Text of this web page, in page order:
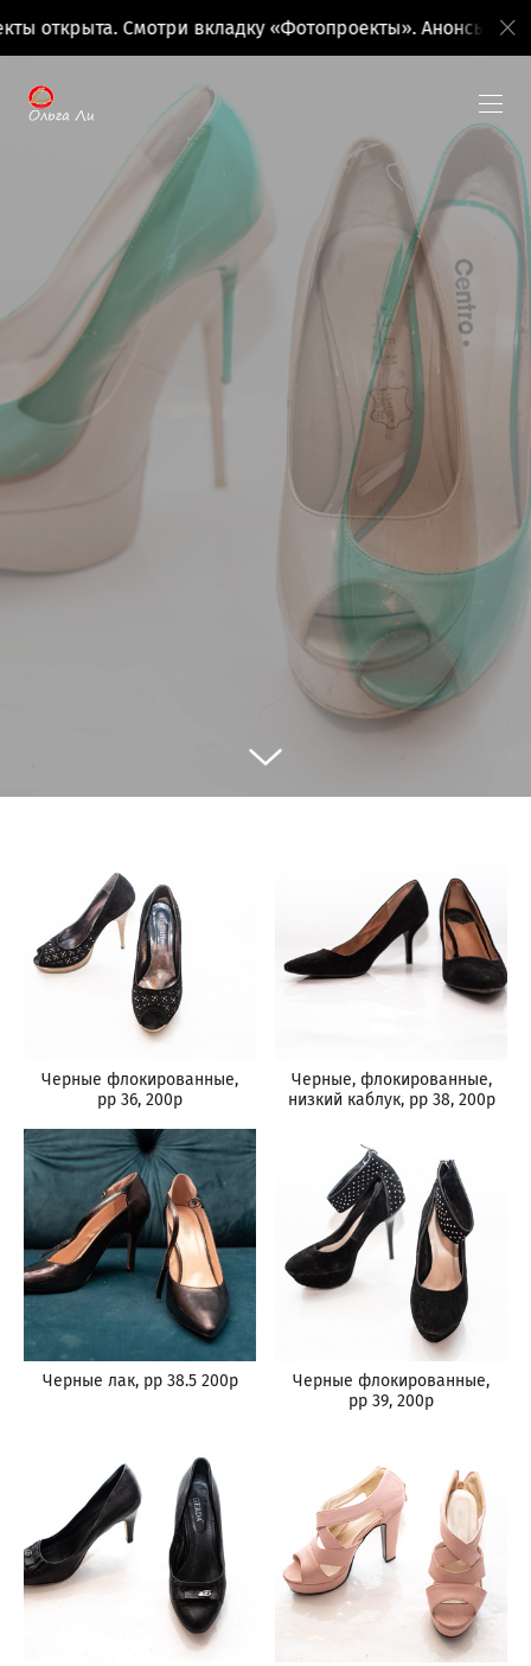
открыта. Смотри вкладку «Фотопроекты». Анонсы
Черные флокированные,
рр 36, 200р
Черные, флокированные,
низкий каблук, рр 38, 200р
Черные лак, рр 38.5 200р
Черные флокированные,
рр 39, 200р